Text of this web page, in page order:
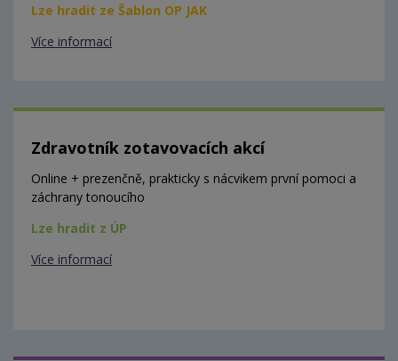
Lze hradit ze Šablon OP JAK
Více informací
Zdravotník zotavovacích akcí
Online + prezenčně, prakticky s nácvikem první pomoci a
záchrany tonoucího
Lze hradit z ÚP
Více informací